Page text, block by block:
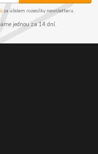
za účelem rozesílky newsletteru.
jednou za 14 dní.